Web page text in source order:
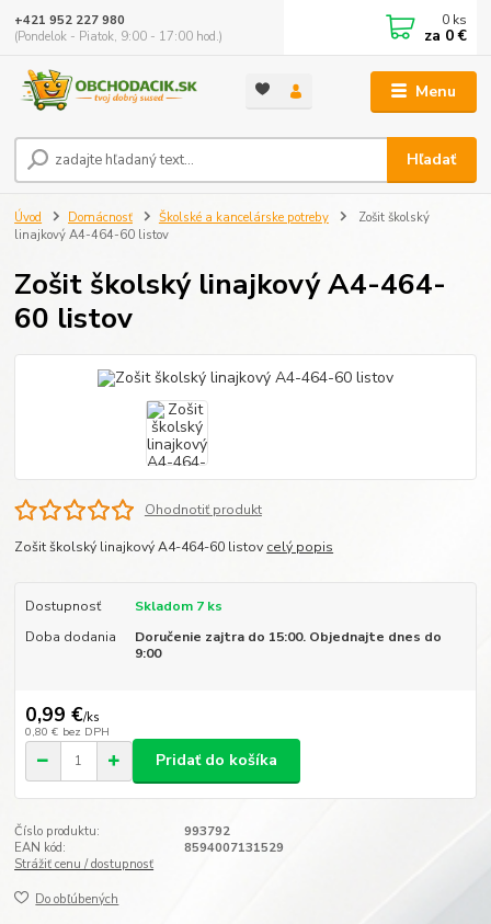
Menu
Hľadať
+421 952 227 980
(Pondelok - Piatok, 9:00 - 17:00 hod.)
0 ks
za 0 €
Úvod Domácnosť Školské a kancelárske potreby
Zošit školský
linajkový A4-464-60 listov
Zošit školský linajkový A4-464-
60 listov
Ohodnotiť produkt
Zošit školský linajkový A4-464-60 listov celý popis
Dostupnosť
Skladom 7 ks
Doba dodania
Doručenie zajtra do 15:00. Objednajte dnes do
9:00
0,99 €/ks
0,80 € bez DPH
Pridať do košíka
Číslo produktu:
993792
EAN kód:
8594007131529
Strážiť cenu / dostupnosť
Do obľúbených